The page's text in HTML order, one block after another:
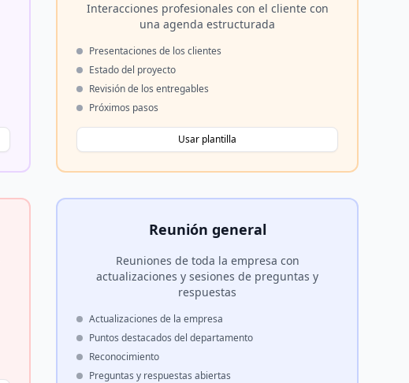
Interacciones profesionales con el cliente con
una agenda estructurada
Presentaciones de los clientes
Estado del proyecto
Revisión de los entregables
Próximos pasos
Usar plantilla
Reunión general
Reuniones de toda la empresa con
actualizaciones y sesiones de preguntas y
respuestas
Actualizaciones de la empresa
Puntos destacados del departamento
Reconocimiento
Preguntas y respuestas abiertas